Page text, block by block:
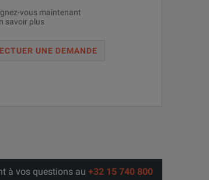
vous maintenant
savoir plus
UNE DEMANDE
à vos questions au +32 15 740 800